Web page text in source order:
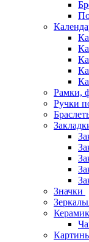
Рамки,
Ручки
Значки